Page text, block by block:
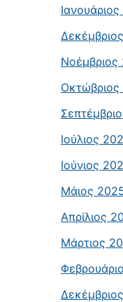
Νοέμβριος
Ιούλιος
Ιούνιος
Μάιος
Απρίλιος
Μάρτιος